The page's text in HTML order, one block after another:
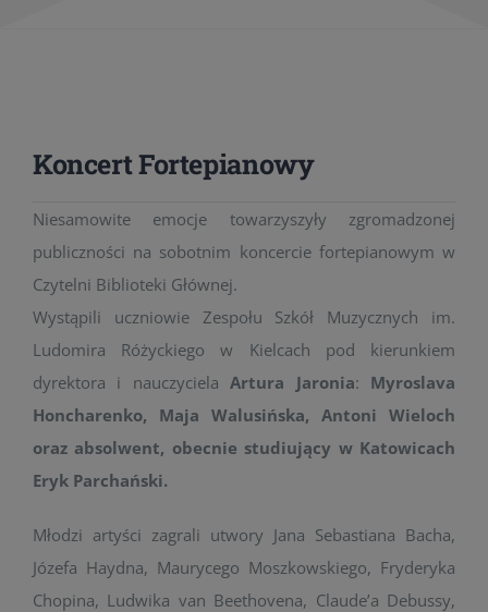
Koncert Fortepianowy
Niesamowite emocje towarzyszyły zgromadzonej
publiczności na sobotnim koncercie fortepianowym w
Czytelni Biblioteki Głównej.
Wystąpili uczniowie Zespołu Szkół Muzycznych im.
Ludomira Różyckiego w Kielcach pod kierunkiem
dyrektora i nauczycielaArtura Jaronia: Myroslava
Honcharenko, Maja Walusińska, Antoni Wieloch
oraz absolwent, obecnie studiujący w Katowicach
Eryk Parchański.
Młodzi artyści zagrali utwory Jana Sebastiana Bacha,
Józefa Haydna, Maurycego Moszkowskiego, Fryderyka
Chopina, Ludwika van Beethovena, Claude’a Debussy,